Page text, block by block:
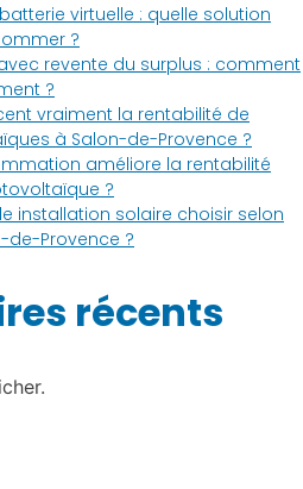
virtuelle : quelle solution
?
revente du surplus : comment
?
vraiment la rentabilité de
à Salon-de-Provence ?
améliore la rentabilité
?
installation solaire choisir selon
de-Provence ?
récents